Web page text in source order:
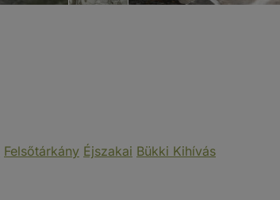
Felsőtárkány Éjszakai Bükki Kihívás